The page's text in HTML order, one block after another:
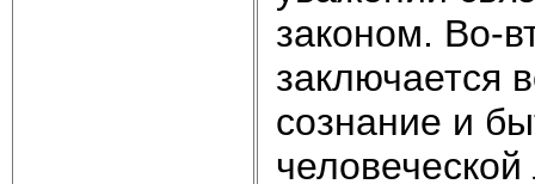
законом. Во-
заключается
сознание и